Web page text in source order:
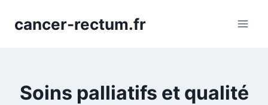
cancer-rectum.fr
Soins palliatifs et qualité